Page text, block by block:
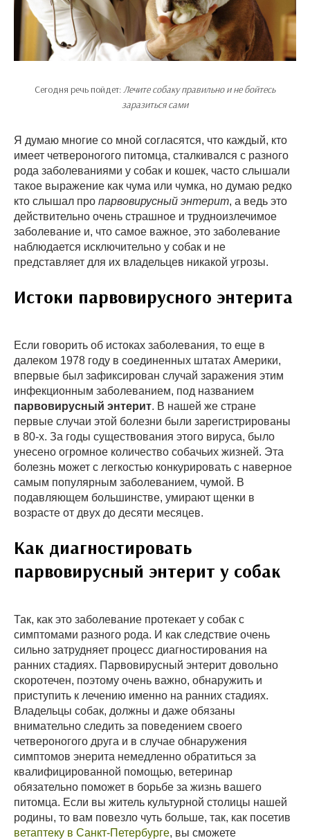
Сегодня речь пойдет:Лечите собаку правильно и не бойтесь
заразиться сами
Я думаю многие со мной согласятся, что каждый, кто
имеет четвероногого питомца, сталкивался с разного
рода заболеваниями у собак и кошек, часто слышали
такое выражение как чума или чумка, но думаю редко
кто слышал про парвовирусный энтерит, а ведь это
действительно очень страшное и трудноизлечимое
заболевание и, что самое важное, это заболевание
наблюдается исключительно у собак и не
представляет для их владельцев никакой угрозы.
Истоки парвовирусного энтерита
Если говорить об истоках заболевания, то еще в
далеком 1978 году в соединенных штатах Америки,
впервые был зафиксирован случай заражения этим
инфекционным заболеванием, под названием
парвовирусный энтерит. В нашей же стране
первые случаи этой болезни были зарегистрированы
в 80-х. За годы существования этого вируса, было
унесено огромное количество собачьих жизней. Эта
болезнь может с легкостью конкурировать с наверное
самым популярным заболеванием, чумой. В
подавляющем большинстве, умирают щенки в
возрасте от двух до десяти месяцев.
Как диагностировать
парвовирусный энтерит у собак
Так, как это заболевание протекает у собак с
симптомами разного рода. И как следствие очень
сильно затрудняет процесс диагностирования на
ранних стадиях. Парвовирусный энтерит довольно
скоротечен, поэтому очень важно, обнаружить и
приступить к лечению именно на ранних стадиях.
Владельцы собак, должны и даже обязаны
внимательно следить за поведением своего
четвероногого друга и в случае обнаружения
симптомов энерита немедленно обратиться за
квалифицированной помощью, ветеринар
обязательно поможет в борьбе за жизнь вашего
питомца. Если вы житель культурной столицы нашей
родины, то вам повезло чуть больше, так, как посетив
ветаптеку в Санкт-Петербурге, вы сможете